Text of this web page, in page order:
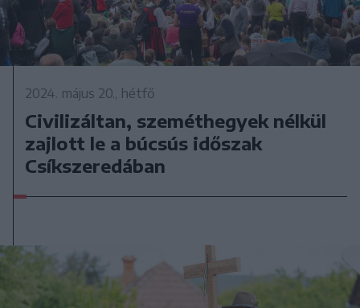
2024. május 20., hétfő
Civilizáltan, szeméthegyek nélkül
zajlott le a búcsús időszak
Csíkszeredában